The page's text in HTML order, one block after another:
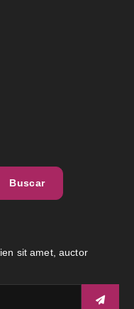
sit amet, auctor